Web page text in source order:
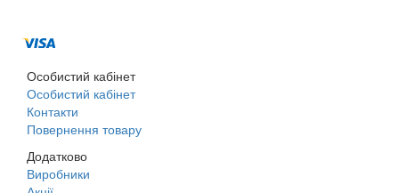
Особистий кабінет
Особистий кабінет
Контакти
Повернення товару
Додатково
Виробники